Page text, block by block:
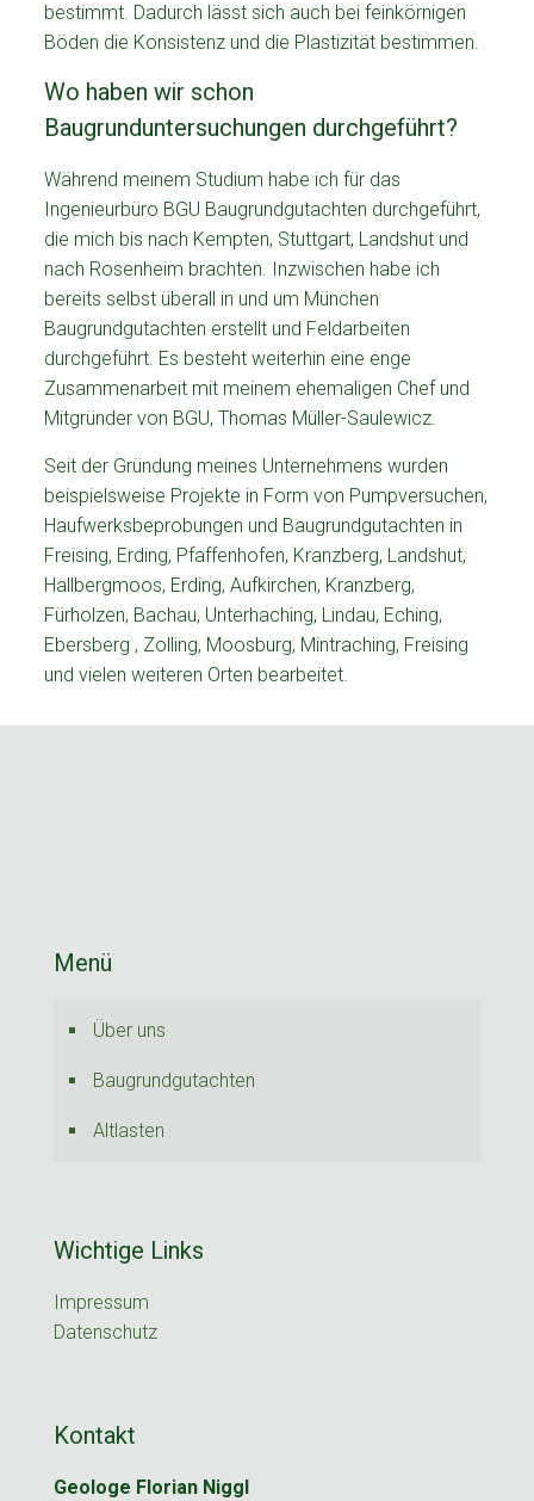
bestimmt. Dadurch lässt sich auch bei feinkörnigen
Böden die Konsistenz und die Plastizität bestimmen.
Wo haben wir schon
Baugrunduntersuchungen durchgeführt?
Während meinem Studium habe ich für das
Ingenieurbüro BGU Baugrundgutachten durchgeführt,
die mich bis nach Kempten, Stuttgart, Landshut und
nach Rosenheim brachten. Inzwischen habe ich
bereits selbst überall in und um München
Baugrundgutachten erstellt und Feldarbeiten
durchgeführt. Es besteht weiterhin eine enge
Zusammenarbeit mit meinem ehemaligen Chef und
Mitgründer von BGU, Thomas Müller-Saulewicz.
Seit der Gründung meines Unternehmens wurden
beispielsweise Projekte in Form von Pumpversuchen,
Haufwerksbeprobungen und Baugrundgutachten in
Freising, Erding, Pfaffenhofen, Kranzberg, Landshut,
Hallbergmoos, Erding, Aufkirchen, Kranzberg,
Fürholzen, Bachau, Unterhaching, Lindau, Eching,
Ebersberg , Zolling, Moosburg, Mintraching, Freising
und vielen weiteren Orten bearbeitet.
Menü
Über uns
Baugrundgutachten
Altlasten
Wichtige Links
Impressum
Datenschutz
Kontakt
Geologe Florian Niggl